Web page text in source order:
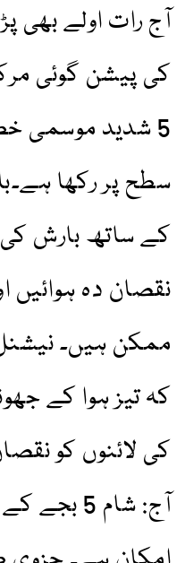
آج رات اولے بھی
کی پیشن گوئی
سطح پر رکھا
کے ساتھ بارش کی
نقصان دہ ہوائیں
ممکن ہیں۔
کہ تیز ہوا کے
کی لائنوں کو